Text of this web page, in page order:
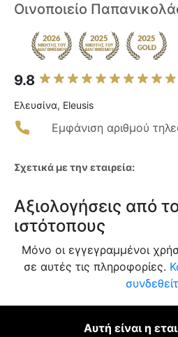
Οινοποιείο
9.8
Ελευσίνα, Eleusis
Εμφάνιση αριθμού
Σχετικά με την εταιρεία:
Αξιολογήσεις από
ιστότοπους
Μόνο οι εγγεγραμμένοι
σε αυτές τις πληροφορίες.
Αυτή είναι η